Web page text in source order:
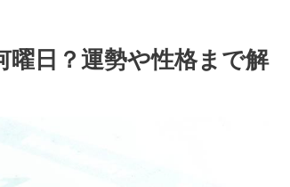
曜日？運勢や性格まで解